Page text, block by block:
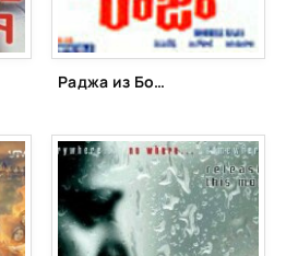
Раджа из Боббили (1990)